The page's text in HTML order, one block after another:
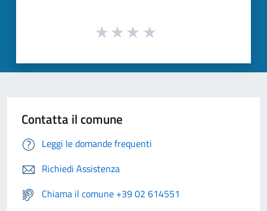
Contatta il comune
Leggi le domande frequenti
Richiedi Assistenza
Chiama il comune +39 02 614551